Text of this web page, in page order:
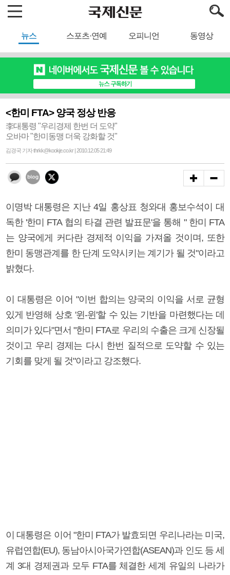
뉴스 스포츠·연예 오피니언 동영상
<한미 FTA> 양국 정상 반응
李대통령 "우리경제 한번 더 도약"
오바마 "한미동맹 더욱 강화할 것"
김경국 기자 thrkk@kookje.co.kr | 2010.12.05 21:49
이명박 대통령은 지난 4일 홍상표 청와대 홍보수석이 대
독한 '한미 FTA 협의 타결 관련 발표문'을 통해 " 한미 FTA
는 양국에게 커다란 경제적 이익을 가져올 것이며, 또한
한미 동맹관계를 한 단계 도약시키는 계기가 될 것"이라고
밝혔다.
이 대통령은 이어 "이번 합의는 양국의 이익을 서로 균형
있게 반영해 상호 '윈-윈'할 수 있는 기반을 마련했다는 데
의미가 있다"면서 "한미 FTA로 우리의 수출은 크게 신장될
것이고 우리 경제는 다시 한번 질적으로 도약할 수 있는
기회를 맞게 될 것"이라고 강조했다.
이 대통령은 이어 "한미 FTA가 발효되면 우리나라는 미국,
유럽연합(EU), 동남아시아국가연합(ASEAN)과 인도 등 세
계 3대 경제권과 모두 FTA를 체결한 세계 유일의 나라가